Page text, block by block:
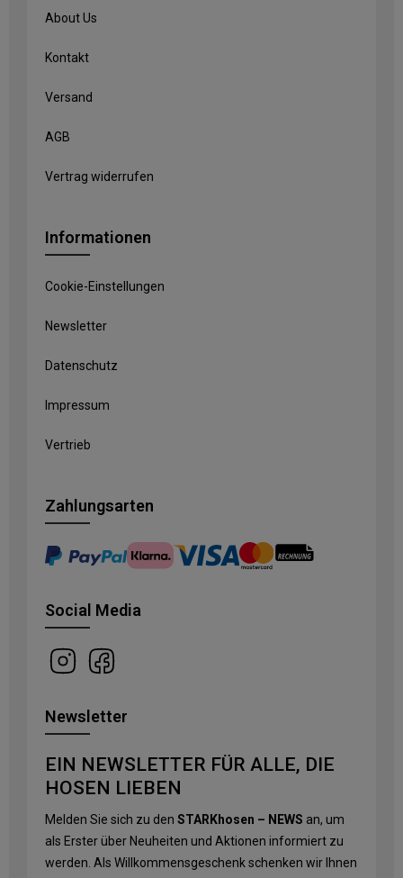
About Us
Kontakt
Versand
AGB
Vertrag widerrufen
Informationen
Cookie-Einstellungen
Newsletter
Datenschutz
Impressum
Vertrieb
Zahlungsarten
Social Media
Newsletter
EIN NEWSLETTER FÜR ALLE, DIE
HOSEN LIEBEN
Melden Sie sich zu den STARKhosen – NEWS an, um
als Erster über Neuheiten und Aktionen informiert zu
werden. Als Willkommensgeschenk schenken wir Ihnen